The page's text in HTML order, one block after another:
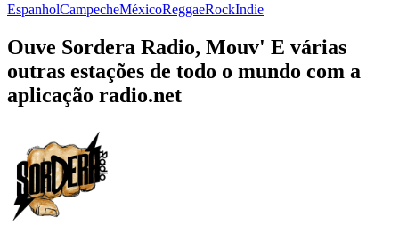
EspanholCampecheMéxicoReggaeRockIndie
Ouve Sordera Radio, Mouv' E várias
outras estações de todo o mundo com a
aplicação radio.net